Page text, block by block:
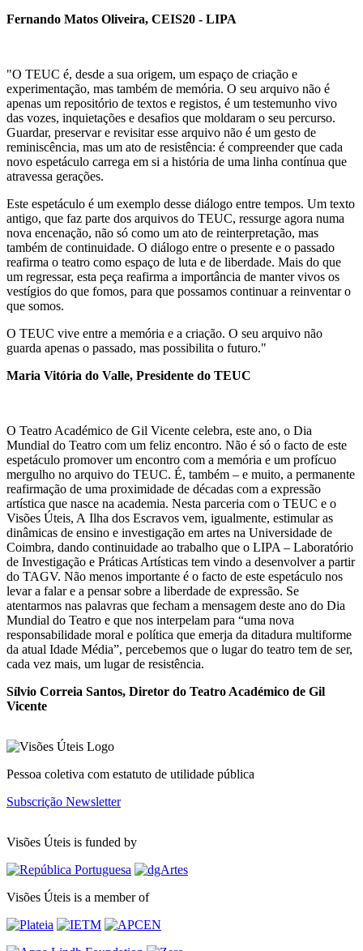
Fernando Matos Oliveira, CEIS20 - LIPA
"O TEUC é, desde a sua origem, um espaço de criação e
experimentação, mas também de memória. O seu arquivo não é
apenas um repositório de textos e registos, é um testemunho vivo
das vozes, inquietações e desafios que moldaram o seu percurso.
Guardar, preservar e revisitar esse arquivo não é um gesto de
reminiscência, mas um ato de resistência: é compreender que cada
novo espetáculo carrega em si a história de uma linha contínua que
atravessa gerações.
Este espetáculo é um exemplo desse diálogo entre tempos. Um texto
antigo, que faz parte dos arquivos do TEUC, ressurge agora numa
nova encenação, não só como um ato de reinterpretação, mas
também de continuidade. O diálogo entre o presente e o passado
reafirma o teatro como espaço de luta e de liberdade. Mais do que
um regressar, esta peça reafirma a importância de manter vivos os
vestígios do que fomos, para que possamos continuar a reinventar o
que somos.
O TEUC vive entre a memória e a criação. O seu arquivo não
guarda apenas o passado, mas possibilita o futuro."
Maria Vitória do Valle, Presidente do TEUC
O Teatro Académico de Gil Vicente celebra, este ano, o Dia
Mundial do Teatro com um feliz encontro. Não é só o facto de este
espetáculo promover um encontro com a memória e um profícuo
mergulho no arquivo do TEUC. É, também – e muito, a permanente
reafirmação de uma proximidade de décadas com a expressão
artística que nasce na academia. Nesta parceria com o TEUC e o
Visões Úteis, A Ilha dos Escravos vem, igualmente, estimular as
dinâmicas de ensino e investigação em artes na Universidade de
Coimbra, dando continuidade ao trabalho que o LIPA – Laboratório
de Investigação e Práticas Artísticas tem vindo a desenvolver a partir
do TAGV. Não menos importante é o facto de este espetáculo nos
levar a falar e a pensar sobre a liberdade de expressão. Se
atentarmos nas palavras que fecham a mensagem deste ano do Dia
Mundial do Teatro e que nos interpelam para “uma nova
responsabilidade moral e política que emerja da ditadura multiforme
da atual Idade Média”, percebemos que o lugar do teatro tem de ser,
cada vez mais, um lugar de resistência.
Sílvio Correia Santos, Diretor do Teatro Académico de Gil
Vicente
Pessoa coletiva com estatuto de utilidade pública
Subscrição Newsletter
Visões Úteis is funded by
Visões Úteis is a member of